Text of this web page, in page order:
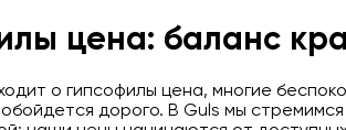
цена: баланс
о гипсофилы цена, многие
обойдется дорого. В Guls мы